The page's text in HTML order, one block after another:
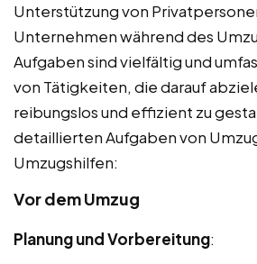
Unterstützung von
Unternehmen während des
Aufgaben sind vielfältig und
von Tätigkeiten, die darauf
reibungslos und effizient zu
detaillierten Aufgaben von
Umzugshilfen:
Vor dem Umzug
Planung und Vorbereitung: